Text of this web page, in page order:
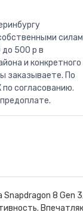
500 р в
и конкретного
заказываете. По
согласованию.
8